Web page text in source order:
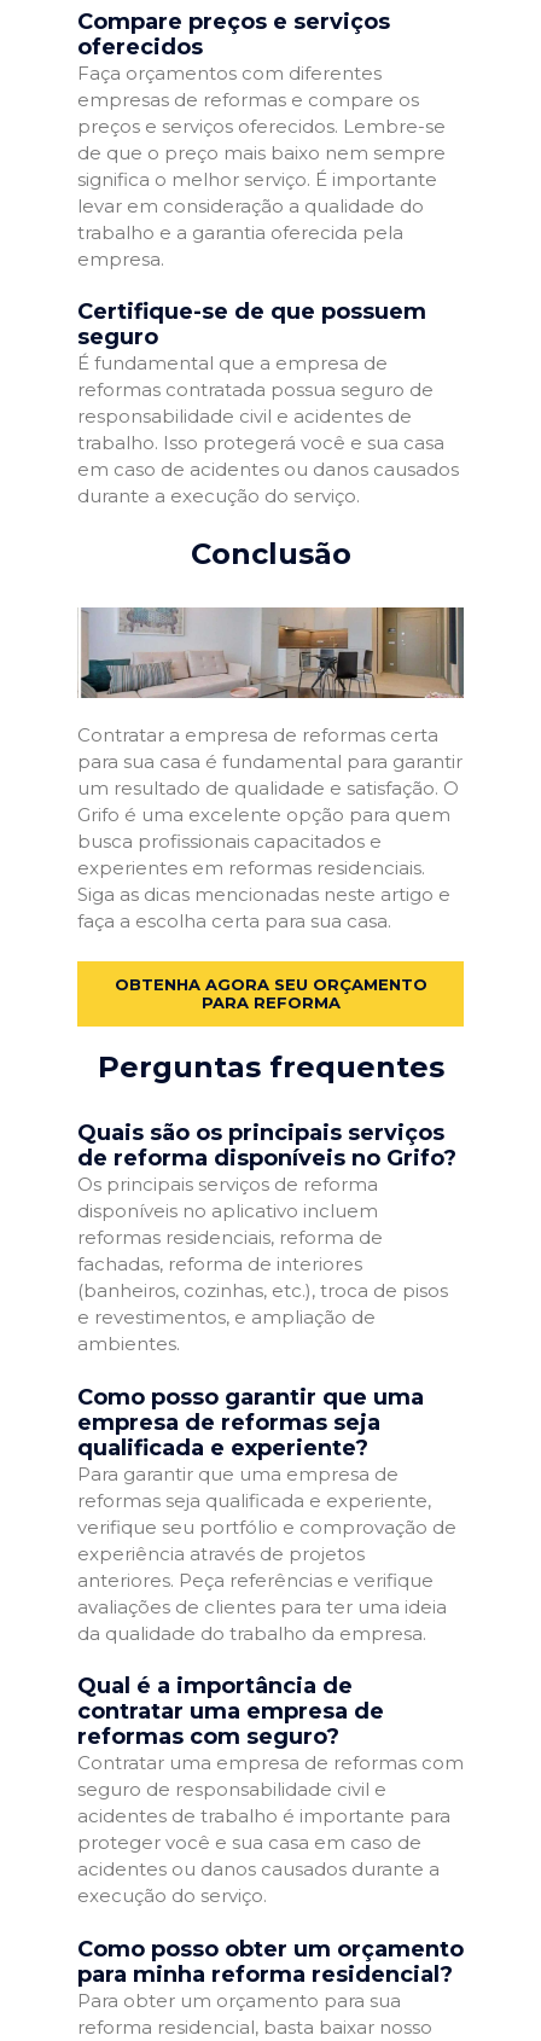
Compare preços e serviços
oferecidos
Faça orçamentos com diferentes
empresas de reformas e compare os
preços e serviços oferecidos. Lembre-se
de que o preço mais baixo nem sempre
significa o melhor serviço. É importante
levar em consideração a qualidade do
trabalho e a garantia oferecida pela
empresa.
Certifique-se de que possuem
seguro
É fundamental que a empresa de
reformas contratada possua seguro de
responsabilidade civil e acidentes de
trabalho. Isso protegerá você e sua casa
em caso de acidentes ou danos causados
durante a execução do serviço.
Conclusão
Contratar a empresa de reformas certa
para sua casa é fundamental para garantir
um resultado de qualidade e satisfação. O
Grifo é uma excelente opção para quem
busca profissionais capacitados e
experientes em reformas residenciais.
Siga as dicas mencionadas neste artigo e
faça a escolha certa para sua casa.
OBTENHA AGORA SEU ORÇAMENTO
PARA REFORMA
Perguntas frequentes
Quais são os principais serviços
de reforma disponíveis no Grifo?
Os principais serviços de reforma
disponíveis no aplicativo incluem
reformas residenciais, reforma de
fachadas, reforma de interiores
(banheiros, cozinhas, etc.), troca de pisos
e revestimentos, e ampliação de
ambientes.
Como posso garantir que uma
empresa de reformas seja
qualificada e experiente?
Para garantir que uma empresa de
reformas seja qualificada e experiente,
verifique seu portfólio e comprovação de
experiência através de projetos
anteriores. Peça referências e verifique
avaliações de clientes para ter uma ideia
da qualidade do trabalho da empresa.
Qual é a importância de
contratar uma empresa de
reformas com seguro?
Contratar uma empresa de reformas com
seguro de responsabilidade civil e
acidentes de trabalho é importante para
proteger você e sua casa em caso de
acidentes ou danos causados durante a
execução do serviço.
Como posso obter um orçamento
para minha reforma residencial?
Para obter um orçamento para sua
reforma residencial, basta baixar nosso